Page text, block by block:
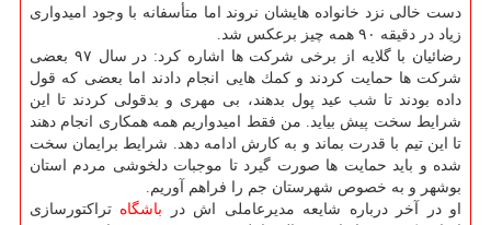
دست خالی نزد خانواده هایشان نروند اما متأسفانه با وجود امیدواری
زیاد در دقیقه ۹۰ همه چیز برعكس شد.
رضائیان با گلایه از برخی شركت ها اشاره كرد: در سال ۹۷ بعضی
شركت ها حمایت كردند و كمك هایی انجام دادند اما بعضی كه قول
داده بودند تا شب عید پول بدهند، بی مهری و بدقولی كردند تا این
شرایط سخت پیش بیاید. من فقط امیدواریم همه همكاری انجام دهند
تا این تیم با قدرت بماند و به كارش ادامه دهد. شرایط برایمان سخت
شده و باید حمایت ها صورت گیرد تا موجبات دلخوشی مردم استان
بوشهر و به خصوص شهرستان جم را فراهم آوریم.
او در آخر درباره شایعه مدیرعاملی اش در باشگاه تراكتورسازی